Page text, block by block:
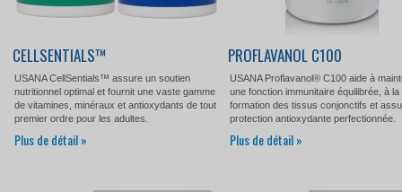
CELLSENTIALS™
USANA CellSentials™ assure un soutien
nutritionnel optimal et fournit une vaste gamme
de vitamines, minéraux et antioxydants de tout
premier ordre pour les adultes.
Plus de détail »
PROFLAVANOL C100
USANA Proflavanol® C100 aide à
une fonction immunitaire équilibrée, à la
formation des tissus conjonctifs et
protection antioxydante perfectionnée.
Plus de détail »